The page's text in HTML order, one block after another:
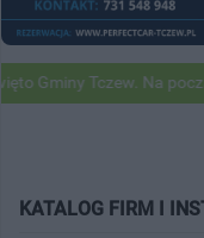
Gminy Tczew. Na
KATALOG FIRM I